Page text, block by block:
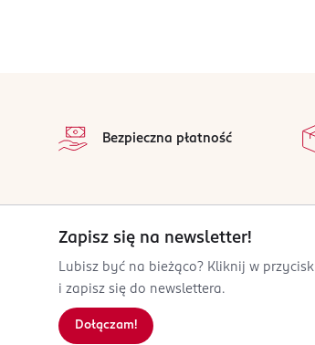
Bezpieczna płatność
Zapisz się na newsletter!
Lubisz być na bieżąco? Kliknij w przycisk
i zapisz się do newslettera.
Dołączam!